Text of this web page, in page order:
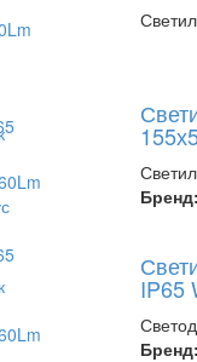
Бренд:
IP65
Бренд: